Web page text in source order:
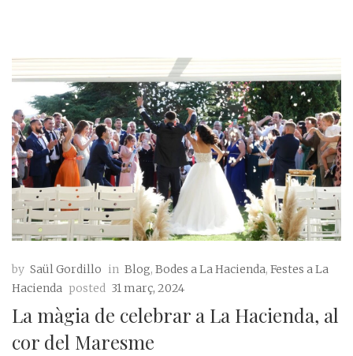
by Saül Gordillo in Blog, Bodes a La Hacienda, Festes a La
Hacienda posted 31 març, 2024
La màgia de celebrar a La Hacienda, al
cor del Maresme